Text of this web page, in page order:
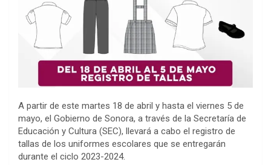
A partir de este martes 18 de abril y hasta el viernes 5 de
mayo, el Gobierno de Sonora, a través de la Secretaría de
Educación y Cultura (SEC), llevará a cabo el registro de
tallas de los uniformes escolares que se entregarán
durante el ciclo 2023-2024.